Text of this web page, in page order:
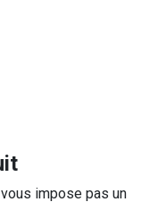
impose pas un